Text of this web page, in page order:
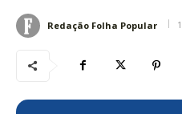
Redação Folha Popular